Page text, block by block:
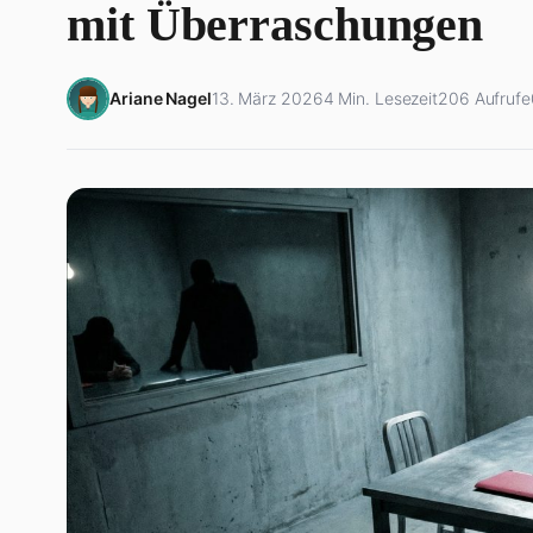
mit Überraschungen
Ariane Nagel13. März 20264 Min. Lesezeit206 Aufrufe